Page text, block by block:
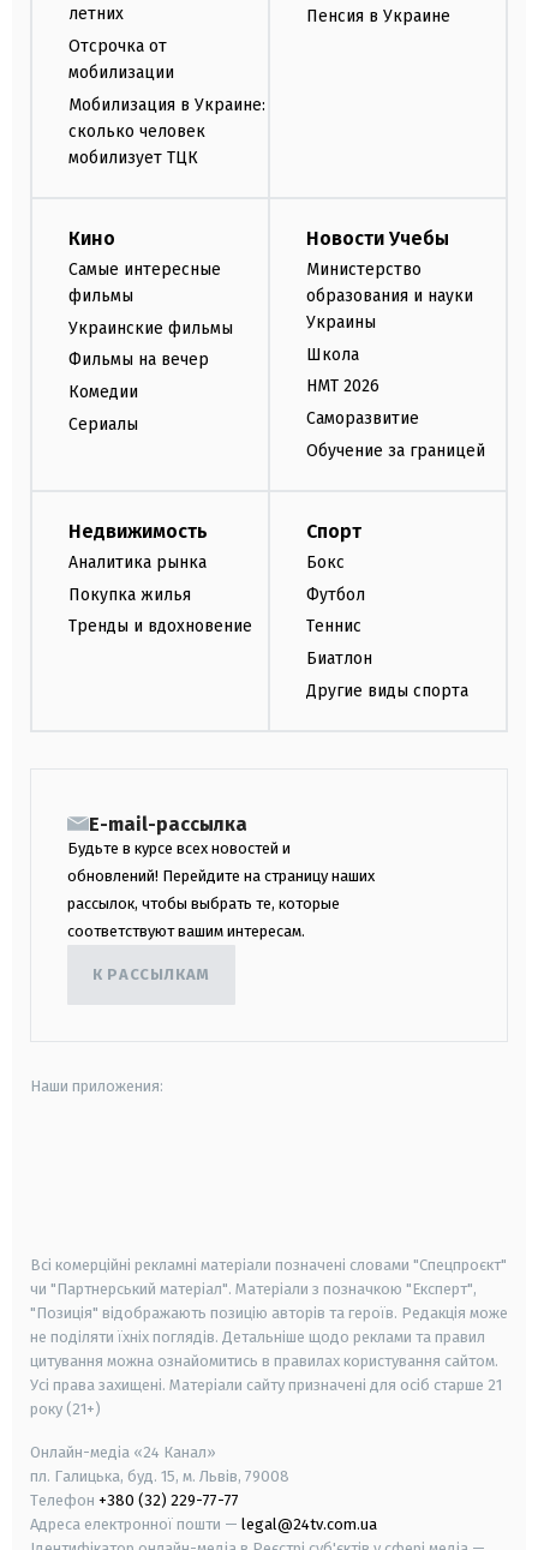
летних
Отсрочка от
мобилизации
Мобилизация в Украине:
сколько человек
мобилизует ТЦК
Пенсия в Украине
Кино
Самые интересные
фильмы
Украинские фильмы
Фильмы на вечер
Комедии
Сериалы
Новости Учебы
Министерство
образования и науки
Украины
Школа
НМТ 2026
Саморазвитие
Обучение за границей
Недвижимость
Аналитика рынка
Покупка жилья
Тренды и вдохновение
Спорт
Бокс
Футбол
Теннис
Биатлон
Другие виды спорта
E-mail-рассылка
Будьте в курсе всех новостей и
обновлений! Перейдите на страницу наших
рассылок, чтобы выбрать те, которые
соответствуют вашим интересам.
К РАССЫЛКАМ
Наши приложения:
Всі комерційні рекламні матеріали позначені словами "Спецпроєкт"
чи "Партнерський матеріал". Матеріали з позначкою "Експерт",
"Позиція" відображають позицію авторів та героїв. Редакція може
не поділяти їхніх поглядів. Детальніше щодо реклами та правил
цитування можна ознайомитись в правилах користування сайтом.
Усі права захищені. Матеріали сайту призначені для осіб старше 21
року (21+)
Онлайн-медіа «24 Канал»
пл. Галицька, буд. 15, м. Львів, 79008
Телефон +380 (32) 229-77-77
Адреса електронної пошти — legal@24tv.com.ua